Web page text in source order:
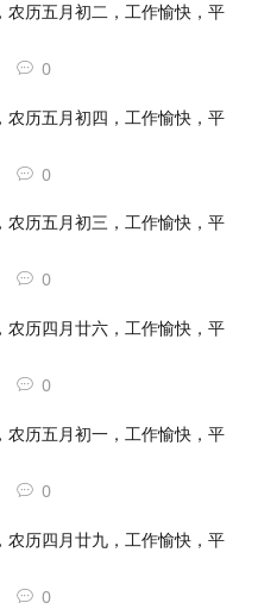
农历五月初二，工作愉快，平
0
农历五月初四，工作愉快，平
0
农历五月初三，工作愉快，平
0
农历四月廿六，工作愉快，平
0
农历五月初一，工作愉快，平
0
农历四月廿九，工作愉快，平
0